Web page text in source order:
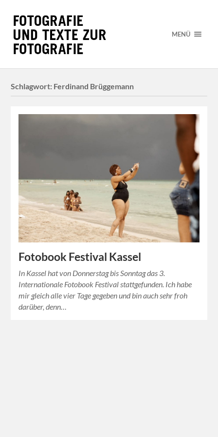
MENÜ
Schlagwort: Ferdinand Brüggemann
Fotobook Festival Kassel
In Kassel hat von Donnerstag bis Sonntag das 3.
Internationale Fotobook Festival stattgefunden. Ich habe
mir gleich alle vier Tage gegeben und bin auch sehr froh
darüber, denn…